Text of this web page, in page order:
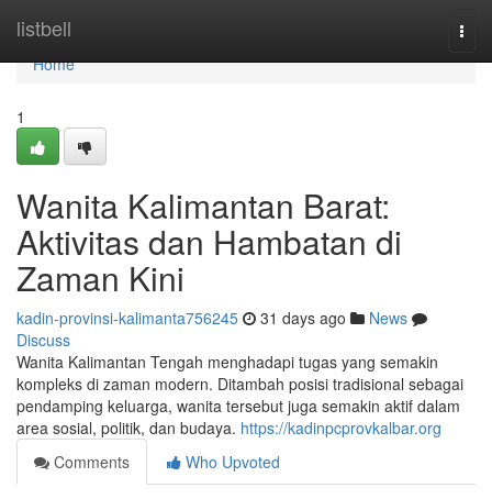
listbell
Home
Home
1
Wanita Kalimantan Barat:
Aktivitas dan Hambatan di
Zaman Kini
kadin-provinsi-kalimanta756245 31 days ago
News
Discuss
Wanita Kalimantan Tengah menghadapi tugas yang semakin
kompleks di zaman modern. Ditambah posisi tradisional sebagai
pendamping keluarga, wanita tersebut juga semakin aktif dalam
area sosial, politik, dan budaya. https://kadinpcprovkalbar.org
Comments
Who Upvoted